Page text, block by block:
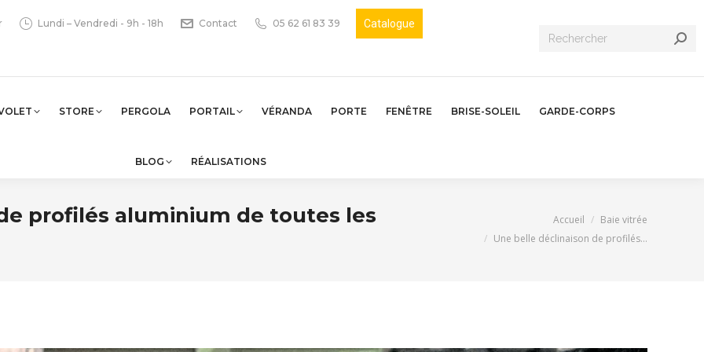
Lundi – Vendredi - 9h - 18h Contact 05 62 61 83 39 Catalogue
Recherche
STORE PERGOLA PORTAIL VÉRANDA PORTE FENÊTRE BRISE-SOLEIL GARDE-CORPS
BLOG RÉALISATIONS
profilés aluminium de toutes les
Accueil
Baie vitrée
Une belle déclinaison de profilés…